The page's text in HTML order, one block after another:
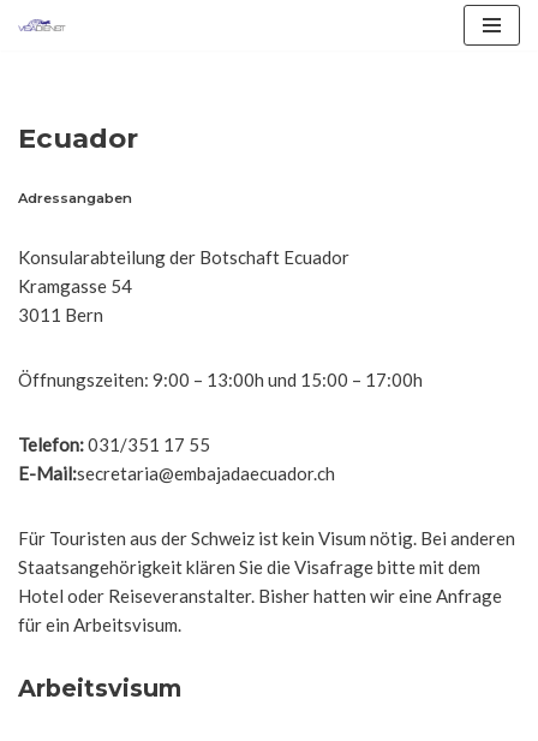
Ecuador
Adressangaben
Konsularabteilung der Botschaft Ecuador
Kramgasse 54
3011 Bern
Öffnungszeiten: 9:00 – 13:00h und 15:00 – 17:00h
Telefon:031/351 17 55
E-Mail:secretaria@embajadaecuador.ch
Für Touristen aus der Schweiz ist kein Visum nötig. Bei anderen
Staatsangehörigkeit klären Sie die Visafrage bitte mit dem
Hotel oder Reiseveranstalter. Bisher hatten wir eine Anfrage
für ein Arbeitsvisum.
Arbeitsvisum